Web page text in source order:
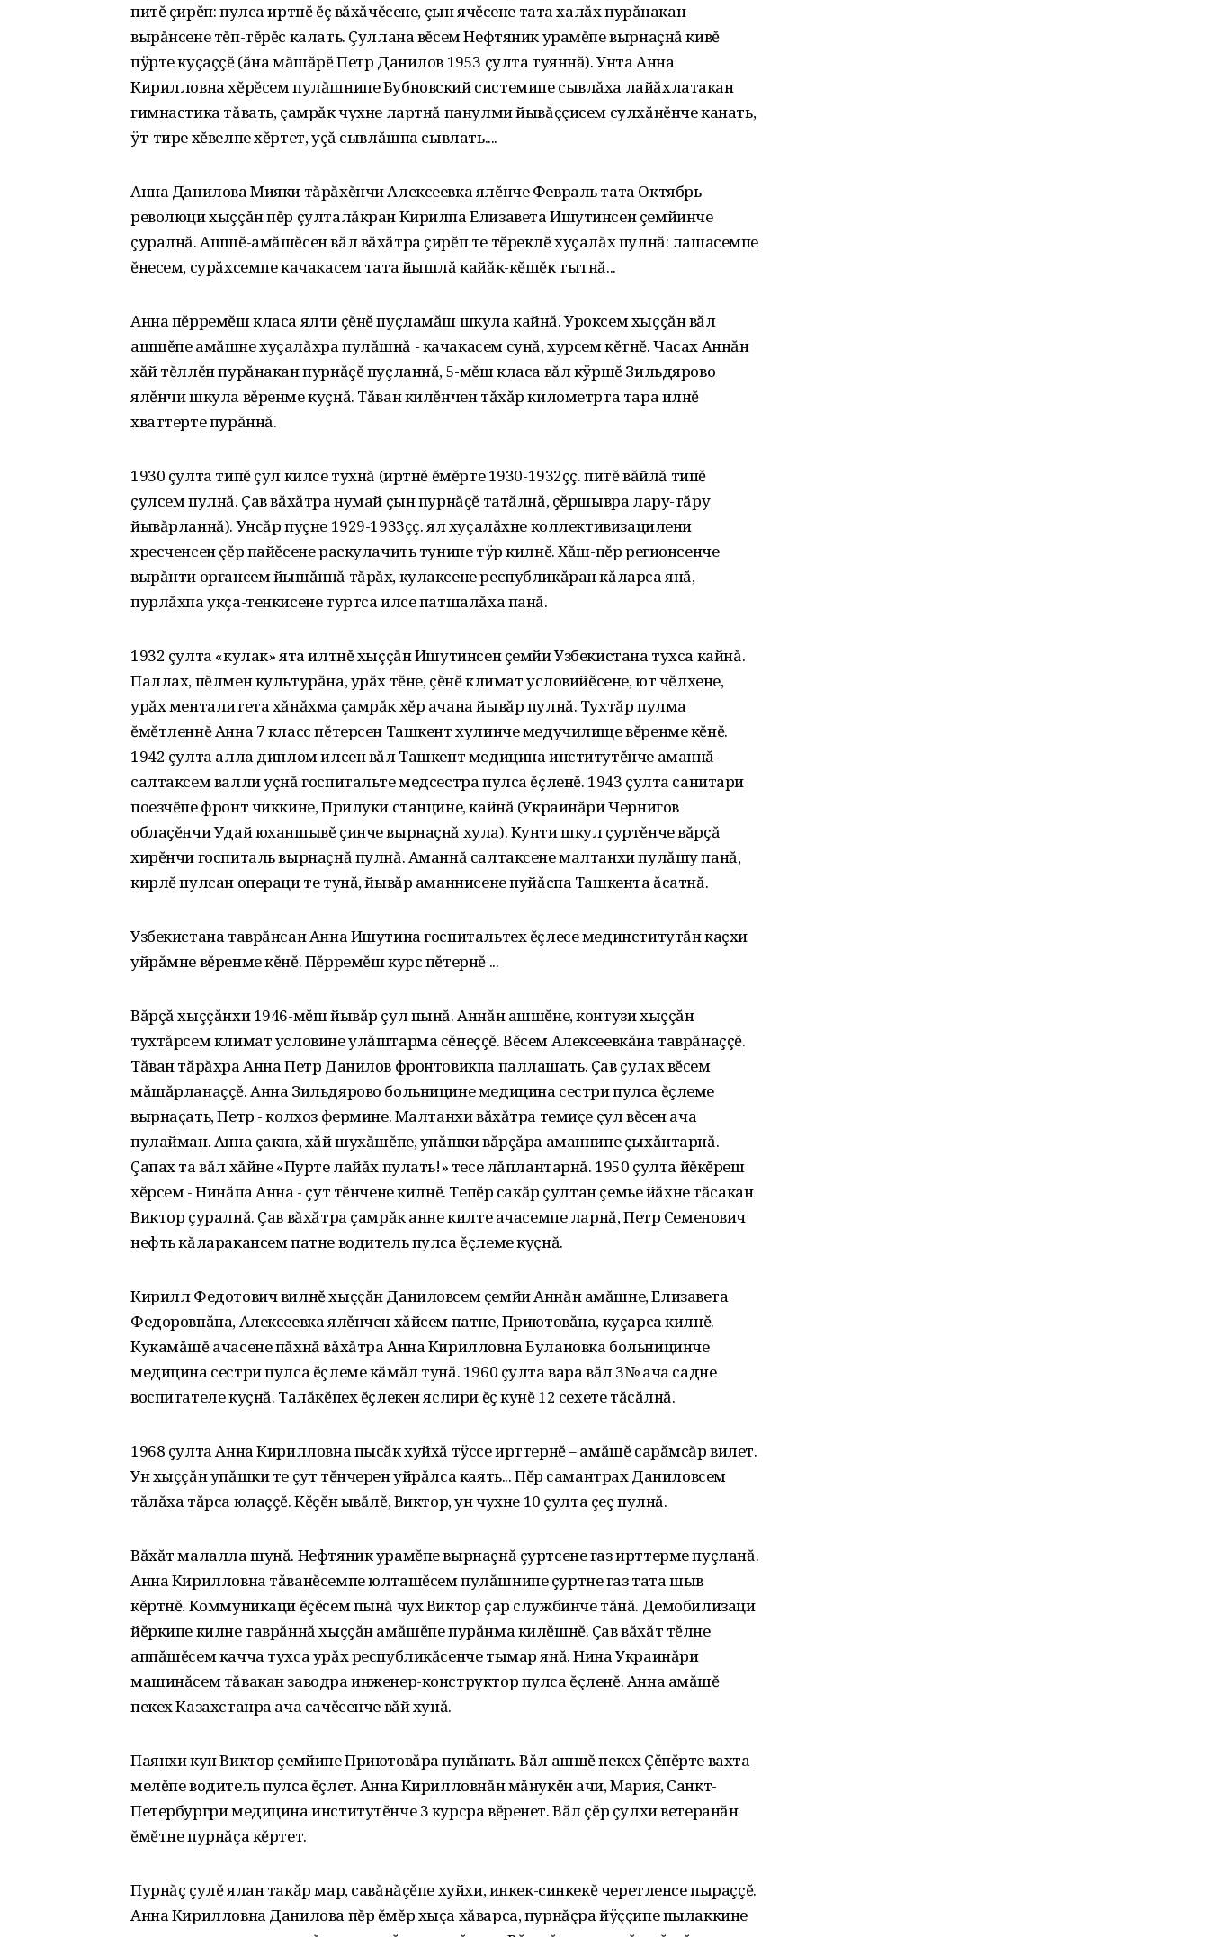
питĕ çирĕп: пулса иртнĕ ĕç вăхăчĕсене‚ çын ячĕсене тата халăх пурăнакан
вырăнсене тĕп-тĕрĕс калать. Çуллана вĕсем Нефтяник урамĕпе вырнаçнă кивĕ
пÿрте куçаççĕ (ăна мăшăрĕ Петр Данилов 1953 çулта туяннă). Унта Анна
Кирилловна хĕрĕсем пулăшнипе Бубновский системипе сывлăха лайăхлатакан
гимнастика тăвать‚ çамрăк чухне лартнă панулми йывăççисем сулхăнĕнче канать‚
ÿт-тире хĕвелпе хĕртет‚ уçă сывлăшпа сывлать....
Анна Данилова Мияки тăрăхĕнчи Алексеевка ялĕнче Февраль тата Октябрь
революци хыççăн пĕр çулталăкран Кирилпа Елизавета Ишутинсен çемйинче
çуралнă. Ашшĕ-амăшĕсен вăл вăхăтра çирĕп те тĕреклĕ хуçалăх пулнă: лашасемпе
ĕнесем‚ сурăхсемпе качакасем тата йышлă кайăк-кĕшĕк тытнă...
Анна пĕрремĕш класа ялти çĕнĕ пуçламăш шкула кайнă. Уроксем хыççăн вăл
ашшĕпе амăшне хуçалăхра пулăшнă - качакасем сунă‚ хурсем кĕтнĕ. Часах Аннăн
хăй тĕллĕн пурăнакан пурнăçĕ пуçланнă‚ 5-мĕш класа вăл кÿршĕ Зильдярово
ялĕнчи шкула вĕренме куçнă. Тăван килĕнчен тăхăр километрта тара илнĕ
хваттерте пурăннă.
1930 çулта типĕ çул килсе тухнă (иртнĕ ĕмĕрте 1930-1932çç. питĕ вăйлă типĕ
çулсем пулнă. Çав вăхăтра нумай çын пурнăçĕ татăлнă‚ çĕршывра лару-тăру
йывăрланнă). Унсăр пуçне 1929-1933çç. ял хуçалăхне коллективизацилени
хресченсен çĕр пайĕсене раскулачить тунипе тÿр килнĕ. Хăш-пĕр регионсенче
вырăнти органсем йышăннă тăрăх‚ кулаксене республикăран кăларса янă‚
пурлăхпа укçа-тенкисене туртса илсе патшалăха панă.
1932 çулта «кулак» ята илтнĕ хыççăн Ишутинсен çемйи Узбекистана тухса кайнă.
Паллах‚ пĕлмен культурăна‚ урăх тĕне‚ çĕнĕ климат условийĕсене‚ ют чĕлхене‚
урăх менталитета хăнăхма çамрăк хĕр ачана йывăр пулнă. Тухтăр пулма
ĕмĕтленнĕ Анна 7 класс пĕтерсен Ташкент хулинче медучилище вĕренме кĕнĕ.
1942 çулта алла диплом илсен вăл Ташкент медицина институтĕнче аманнă
салтаксем валли уçнă госпитальте медсестра пулса ĕçленĕ. 1943 çулта санитари
поезчĕпе фронт чиккине‚ Прилуки станцине‚ кайнă (Украинăри Чернигов
облаçĕнчи Удай юханшывĕ çинче вырнаçнă хула). Кунти шкул çуртĕнче вăрçă
хирĕнчи госпиталь вырнаçнă пулнă. Аманнă салтаксене малтанхи пулăшу панă‚
кирлĕ пулсан операци те тунă‚ йывăр аманнисене пуйăспа Ташкента ăсатнă.
Узбекистана таврăнсан Анна Ишутина госпитальтех ĕçлесе мединститутăн каçхи
уйрăмне вĕренме кĕнĕ. Пĕрремĕш курс пĕтернĕ ...
Вăрçă хыççăнхи 1946-мĕш йывăр çул пынă. Аннăн ашшĕне‚ контузи хыççăн
тухтăрсем климат условине улăштарма сĕнеççĕ. Вĕсем Алексеевкăна таврăнаççĕ.
Тăван тăрăхра Анна Петр Данилов фронтовикпа паллашать. Çав çулах вĕсем
мăшăрланаççĕ. Анна Зильдярово больницине медицина сестри пулса ĕçлеме
вырнаçать‚ Петр - колхоз фермине. Малтанхи вăхăтра темиçе çул вĕсен ача
пулайман. Анна çакна‚ хăй шухăшĕпе‚ упăшки вăрçăра аманнипе çыхăнтарнă.
Çапах та вăл хăйне «Пурте лайăх пулать!» тесе лăплантарнă. 1950 çулта йĕкĕреш
хĕрсем - Нинăпа Анна - çут тĕнчене килнĕ. Тепĕр сакăр çултан çемье йăхне тăсакан
Виктор çуралнă. Çав вăхăтра çамрăк анне килте ачасемпе ларнă‚ Петр Семенович
нефть кăларакансем патне водитель пулса ĕçлеме куçнă.
Кирилл Федотович вилнĕ хыççăн Даниловсем çемйи Аннăн амăшне‚ Елизавета
Федоровнăна‚ Алексеевка ялĕнчен хăйсем патне‚ Приютовăна‚ куçарса килнĕ.
Кукамăшĕ ачасене пăхнă вăхăтра Анна Кирилловна Булановка больницинче
медицина сестри пулса ĕçлеме кăмăл тунă. 1960 çулта вара вăл 3№ ача садне
воспитателе куçнă. Талăкĕпех ĕçлекен яслири ĕç кунĕ 12 сехете тăсăлнă.
1968 çулта Анна Кирилловна пысăк хуйхă тÿссе ирттернĕ – амăшĕ сарăмсăр вилет.
Ун хыççăн упăшки те çут тĕнчерен уйрăлса каять... Пĕр самантрах Даниловсем
тăлăха тăрса юлаççĕ. Кĕçĕн ывăлĕ‚ Виктор‚ ун чухне 10 çулта çеç пулнă.
Вăхăт малалла шунă. Нефтяник урамĕпе вырнаçнă çуртсене газ ирттерме пуçланă.
Анна Кирилловна тăванĕсемпе юлташĕсем пулăшнипе çуртне газ тата шыв
кĕртнĕ. Коммуникаци ĕçĕсем пынă чух Виктор çар службинче тăнă. Демобилизаци
йĕркипе килне таврăннă хыççăн амăшĕпе пурăнма килĕшнĕ. Çав вăхăт тĕлне
аппăшĕсем качча тухса урăх республикăсенче тымар янă. Нина Украинăри
машинăсем тăвакан заводра инженер-конструктор пулса ĕçленĕ. Анна амăшĕ
пекех Казахстанра ача сачĕсенче вăй хунă.
Паянхи кун Виктор çемйипе Приютовăра пунăнать. Вăл ашшĕ пекех Çĕпĕрте вахта
мелĕпе водитель пулса ĕçлет. Анна Кирилловнăн мăнукĕн ачи‚ Мария‚ Санкт-
Петербургри медицина институтĕнче 3 курсра вĕренет. Вăл çĕр çулхи ветеранăн
ĕмĕтне пурнăçа кĕртет.
Пурнăç çулĕ ялан такăр мар‚ савăнăçĕпе хуйхи‚ инкек-синкекĕ черетленсе пыраççĕ.
Анна Кирилловна Данилова пĕр ĕмĕр хыçа хăварса‚ пурнăçра йÿççипе пылаккине